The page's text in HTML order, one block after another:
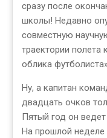
сразу после
школы! Недавно
совместную
траектории полета
облика
Ну, а капитан
двадцать очков
Пятый год он
На прошлой неделе